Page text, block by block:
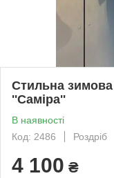
Стильна зимова
''Саміра''
В наявності
Код: 2486
Роздріб
4 100 ₴